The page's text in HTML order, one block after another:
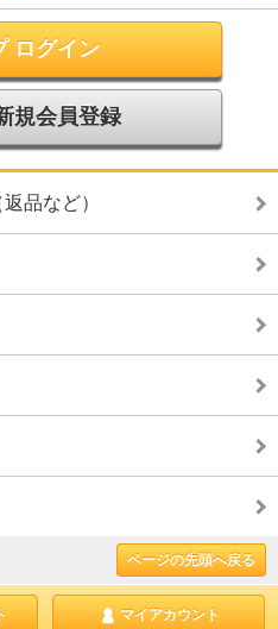
ログイン
規会員登録
品など）
ページの先頭へ戻る
マイアカウント